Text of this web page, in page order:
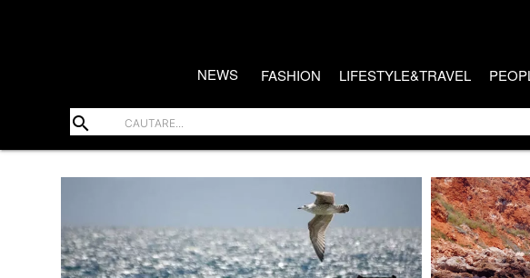
NEWS FASHION LIFESTYLE&TRAVEL
search